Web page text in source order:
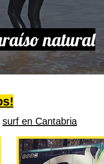
natural
surf en Cantabria